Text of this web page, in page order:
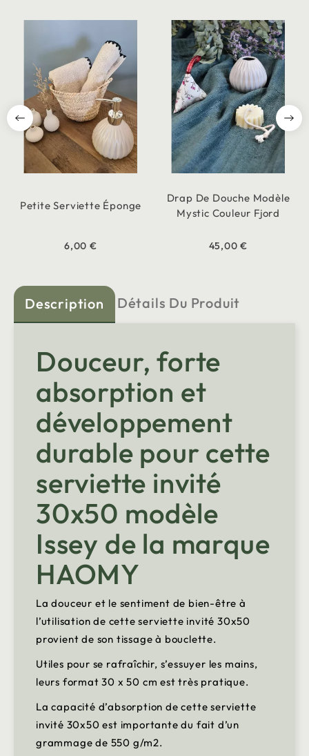
Petite Serviette Éponge
6,00 €
Drap De Douche Modèle
Mystic Couleur Fjord
45,00 €
Description Détails Du Produit
Douceur, forte
absorption et
développement
durable pour cette
serviette invité
30x50 modèle
Issey de la marque
HAOMY
La douceur et le sentiment de bien-être à
l’utilisation de cette serviette invité 30x50
provient de son tissage à bouclette.
Utiles pour se rafraîchir, s’essuyer les mains,
leurs format 30 x 50 cm est très pratique.
La capacité d’absorption de cette serviette
invité 30x50 est importante du fait d’un
grammage de 550 g/m2.